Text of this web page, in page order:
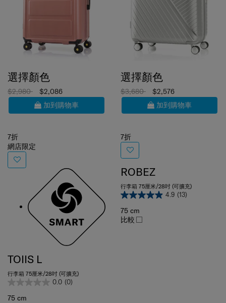
$2,980
$2,086
加到購物車
網店限定
行李箱 75厘米/28吋 (可擴充)
0.0 (0)
75 cm
比較
$3,680
$2,576
加到購物車
ROBEZ
行李箱 75厘米/28吋 (可擴充)
4.9 (13)
75 cm
比較